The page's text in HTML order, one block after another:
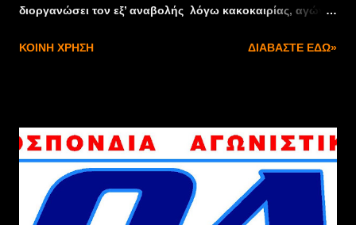
διοργανώσει τον εξ’ αναβολής λόγω κακοκαιρίας, αγώνα
Φεβρουαρίου 2013 στο Αεροδρόμιο Επιταλίου. Για
συμμετοχή στα αυτοκίνητα κοστίζει 80E και 20E η lisence
ημέρας (ΟΜΑΕ) την οποία μπορείτε να την βγάζετε και
στο χώρο του αγώνα, ενώ στις μοτοσυκλέτες κοστίζει 60E
και 40E η lisence για ολόκληρο τον χρόνο (ΑΜΟΤΟΕ) για
ΚΟΙΝΉ ΧΡΉΣΗ ΔΙΑΒΆΣΤΕ ΕΔΏ»